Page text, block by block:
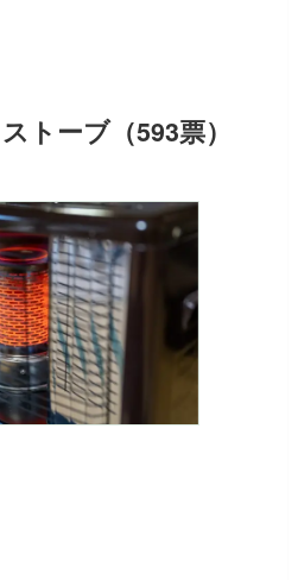
トーブ（593票）